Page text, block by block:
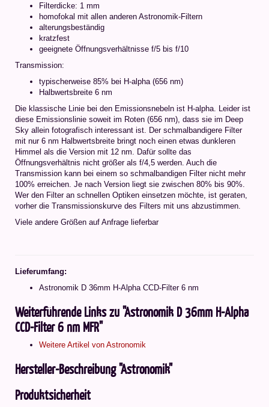
Filterdicke: 1 mm
homofokal mit allen anderen Astronomik-Filtern
alterungsbeständig
kratzfest
geeignete Öffnungsverhältnisse f/5 bis f/10
Transmission:
typischerweise 85% bei H-alpha (656 nm)
Halbwertsbreite 6 nm
Die klassische Linie bei den Emissionsnebeln ist H-alpha. Leider ist
diese Emissionslinie soweit im Roten (656 nm), dass sie im Deep
Sky allein fotografisch interessant ist. Der schmalbandigere Filter
mit nur 6 nm Halbwertsbreite bringt noch einen etwas dunkleren
Himmel als die Version mit 12 nm. Dafür sollte das
Öffnungsverhältnis nicht größer als f/4,5 werden. Auch die
Transmission kann bei einem so schmalbandigen Filter nicht mehr
100% erreichen. Je nach Version liegt sie zwischen 80% bis 90%.
Wer den Filter an schnellen Optiken einsetzen möchte, ist geraten,
vorher die Transmissionskurve des Filters mit uns abzustimmen.
Viele andere Größen auf Anfrage lieferbar
Lieferumfang:
Astronomik D 36mm H-Alpha CCD-Filter 6 nm
Weiterführende Links zu "Astronomik D 36mm H-Alpha
CCD-Filter 6 nm MFR"
Weitere Artikel von Astronomik
Hersteller-Beschreibung "Astronomik"
Produktsicherheit